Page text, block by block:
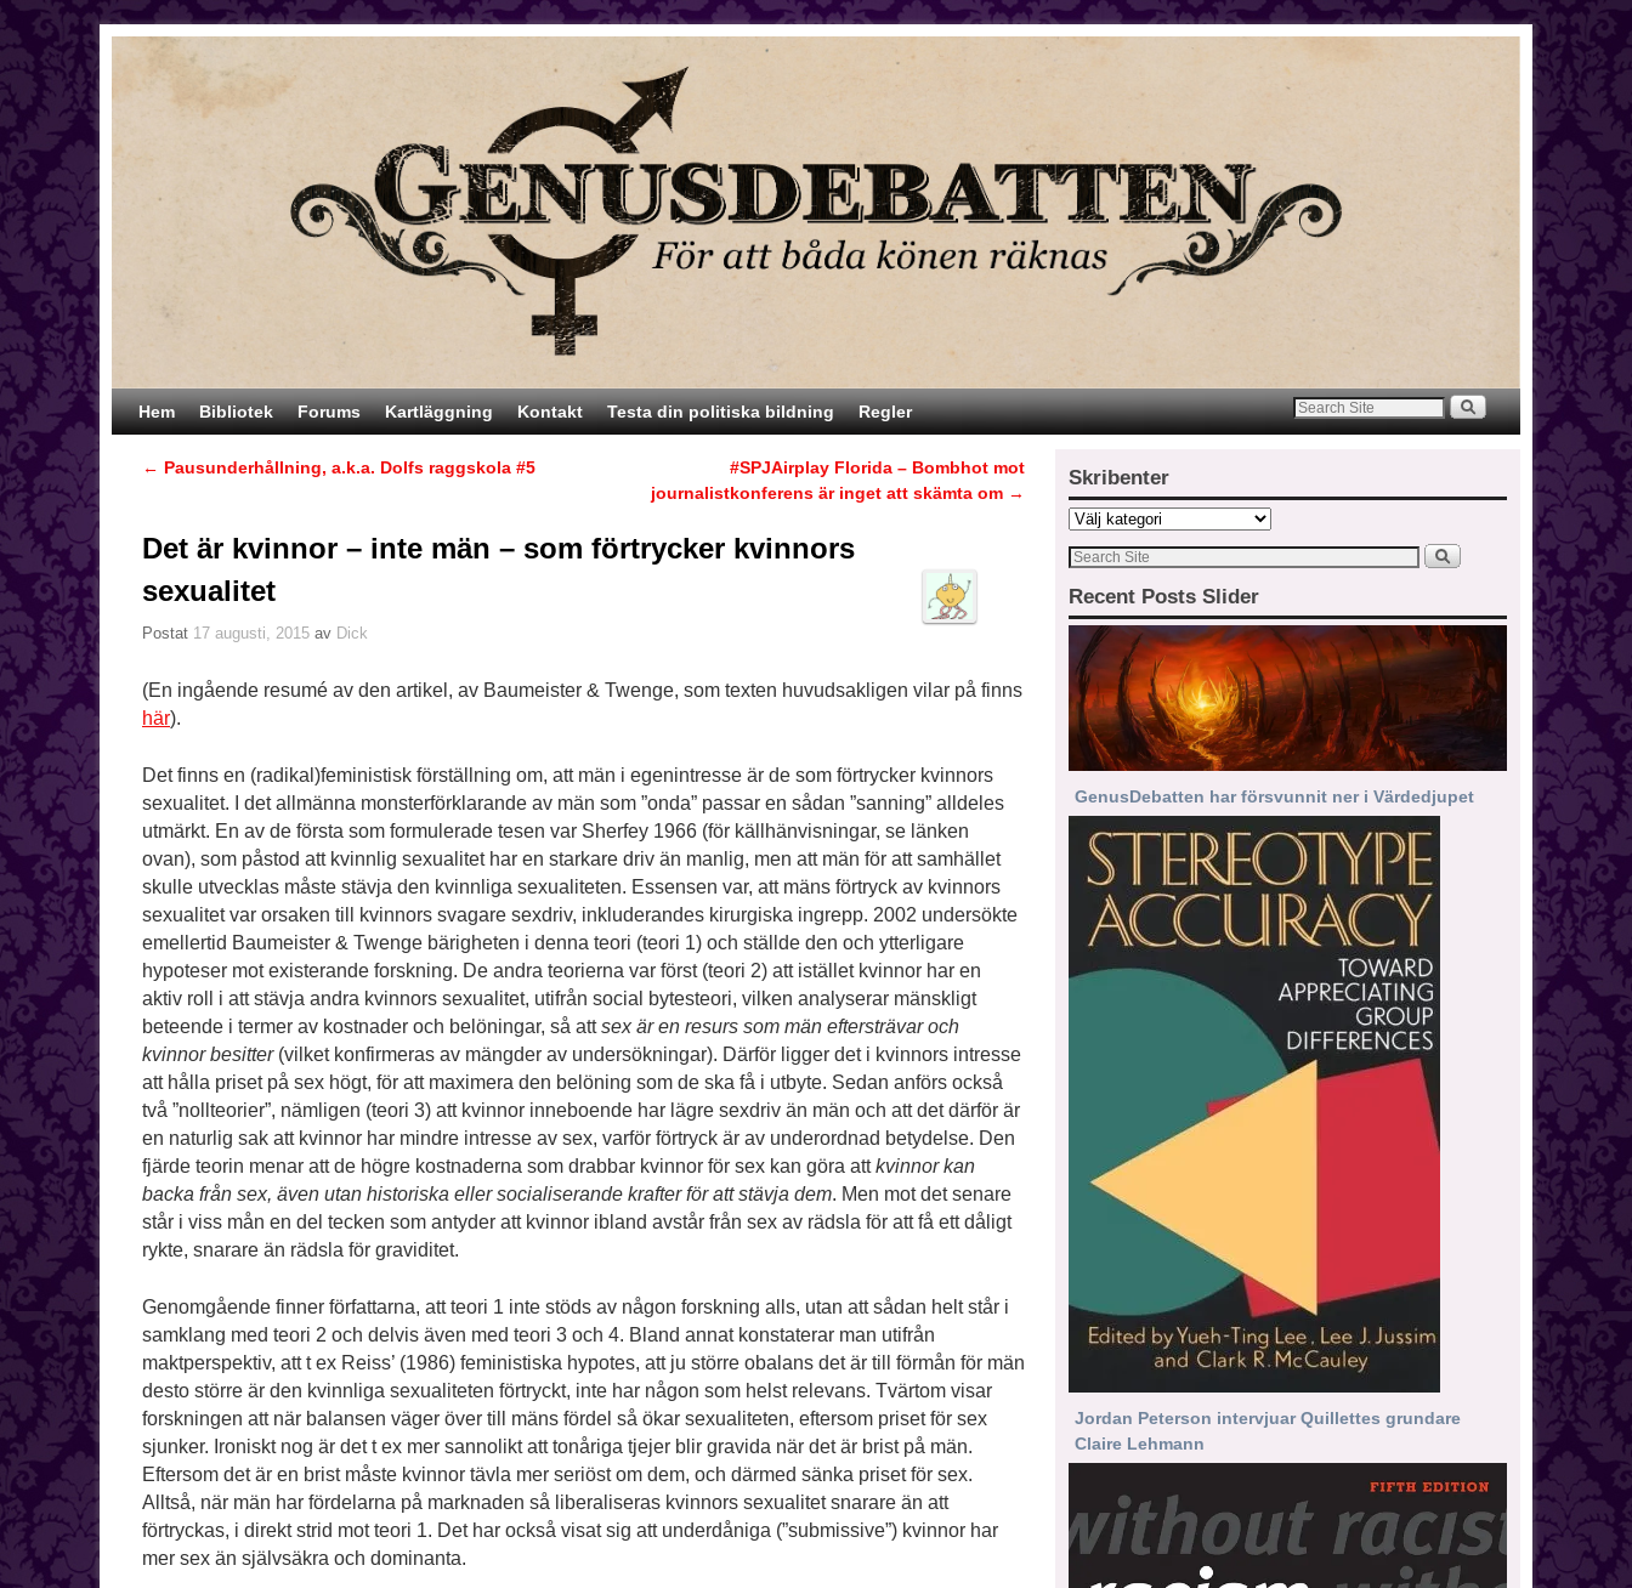
Hoppa till huvudinnehåll
Hoppa till sekundärt innehåll
Hem Bibliotek Forums Kartläggning Kontakt Testa din politiska bildning Regler
Inläggsnavigering
← Pausunderhållning, a.k.a. Dolfs raggskola #5
#SPJAirplay Florida – Bombhot mot
journalistkonferens är inget att skämta om →
Det är kvinnor – inte män – som förtrycker kvinnors
sexualitet
Postat 17 augusti, 2015 av Dick
(En ingående resumé av den artikel, av Baumeister & Twenge, som texten huvudsakligen vilar på finns
här).
Det finns en (radikal)feministisk förställning om, att män i egenintresse är de som förtrycker kvinnors
sexualitet. I det allmänna monsterförklarande av män som ”onda” passar en sådan ”sanning” alldeles
utmärkt. En av de första som formulerade tesen var Sherfey 1966 (för källhänvisningar, se länken
ovan), som påstod att kvinnlig sexualitet har en starkare driv än manlig, men att män för att samhället
skulle utvecklas måste stävja den kvinnliga sexualiteten. Essensen var, att mäns förtryck av kvinnors
sexualitet var orsaken till kvinnors svagare sexdriv, inkluderandes kirurgiska ingrepp. 2002 undersökte
emellertid Baumeister & Twenge bärigheten i denna teori (teori 1) och ställde den och ytterligare
hypoteser mot existerande forskning. De andra teorierna var först (teori 2) att istället kvinnor har en
aktiv roll i att stävja andra kvinnors sexualitet, utifrån social bytesteori, vilken analyserar mänskligt
beteende i termer av kostnader och belöningar, så attsex är en resurs som män eftersträvar och
kvinnor besitter(vilket konfirmeras av mängder av undersökningar). Därför ligger det i kvinnors intresse
att hålla priset på sex högt, för att maximera den belöning som de ska få i utbyte. Sedan anförs också
två ”nollteorier”, nämligen (teori 3) att kvinnor inneboende har lägre sexdriv än män och att det därför är
en naturlig sak att kvinnor har mindre intresse av sex, varför förtryck är av underordnad betydelse. Den
fjärde teorin menar att de högre kostnaderna som drabbar kvinnor för sex kan göra attkvinnor kan
backa från sex, även utan historiska eller socialiserande krafter för att stävja dem. Men mot det senare
står i viss mån en del tecken som antyder att kvinnor ibland avstår från sex av rädsla för att få ett dåligt
rykte, snarare än rädsla för graviditet.
Genomgående finner författarna, att teori 1 inte stöds av någon forskning alls, utan att sådan helt står i
samklang med teori 2 och delvis även med teori 3 och 4. Bland annat konstaterar man utifrån
maktperspektiv, att t ex Reiss’ (1986) feministiska hypotes, att ju större obalans det är till förmån för män
desto större är den kvinnliga sexualiteten förtryckt, inte har någon som helst relevans. Tvärtom visar
forskningen att när balansen väger över till mäns fördel så ökar sexualiteten, eftersom priset för sex
sjunker. Ironiskt nog är det t ex mer sannolikt att tonåriga tjejer blir gravida när det är brist på män.
Eftersom det är en brist måste kvinnor tävla mer seriöst om dem, och därmed sänka priset för sex.
Alltså, när män har fördelarna på marknaden så liberaliseras kvinnors sexualitet snarare än att
förtryckas, i direkt strid mot teori 1. Det har också visat sig att underdåniga (”submissive”) kvinnor har
mer sex än självsäkra och dominanta.
Skribenter
Recent Posts Slider
GenusDebatten har försvunnit ner i Värdedjupet
Jordan Peterson intervjuar Quillettes grundare
Claire Lehmann